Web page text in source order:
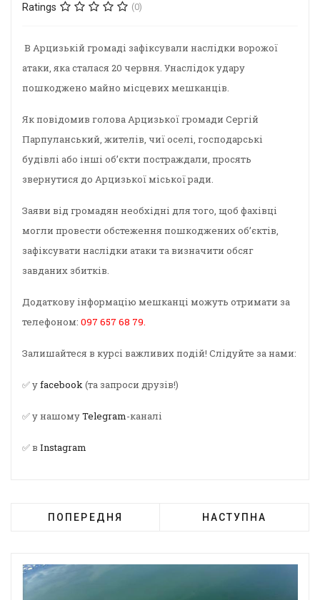
Ratings (0)
В Арцизькій громаді зафіксували наслідки ворожої
атаки, яка сталася 20 червня. Унаслідок удару
пошкоджено майно місцевих мешканців.
Як повідомив голова Арцизької громади Сергій
Парпуланський, жителів, чиї оселі, господарські
будівлі або інші об’єкти постраждали, просять
звернутися до Арцизької міської ради.
Заяви від громадян необхідні для того, щоб фахівці
могли провести обстеження пошкоджених об’єктів,
зафіксувати наслідки атаки та визначити обсяг
завданих збитків.
Додаткову інформацію мешканці можуть отримати за
телефоном: 097 657 68 79.
Залишайтеся в курсі важливих подій! Слідуйте за нами:
✅ уfacebook(та запроси друзів!)
✅ у нашомуTelegram-каналі
✅ в Instagram
ПОПЕРЕДНЯ НАСТУПНА